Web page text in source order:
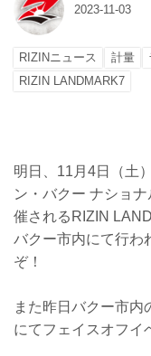
2023-11-03
RIZINニュース 計量
RIZIN LANDMARK7
明日、11月4日（土
ン・バクー ナショ
催されるRIZIN
バクー市内にて行わ
ぞ！
また昨日バクー市内
にてフェイスオフイ